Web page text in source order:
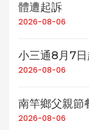
體遭起訴
2026-08-06
小三通8月7
2026-08-06
南竿鄉父親節
2026-08-06